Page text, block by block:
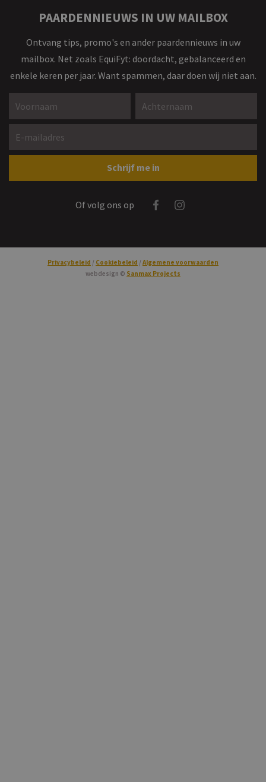
PAARDENNIEUWS IN UW MAILBOX
Ontvang tips, promo's en ander paardennieuws in uw
mailbox. Net zoals EquiFyt: doordacht, gebalanceerd en
enkele keren per jaar. Want spammen, daar doen wij niet aan.
Voornaam *
Achternaam *
E-mailadres *
Gelieve dit veld leeg te laten
Schrijf me in
Of volg ons op Facebook
Privacybeleid Cookiebeleid
Algemene voorwaarden
webdesign © Sanmax Projects